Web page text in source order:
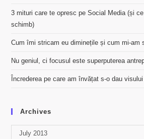
3 mituri care te opresc pe Social Media (și
schimb)
Cum îmi stricam eu diminețile și cum mi-am
Nu geniul, ci focusul este superputerea
Încrederea pe care am învățat s-o dau
Archives
Archives
July 2013